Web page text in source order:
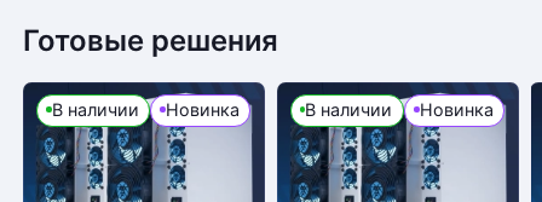
Готовые решения
В наличии Новинка В наличии Новинка